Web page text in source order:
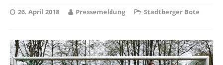
26. April 2018 Pressemeldung Stadtberger Bote